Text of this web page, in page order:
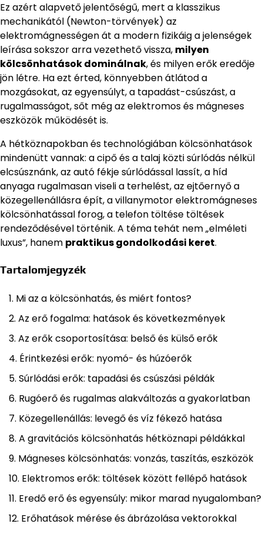
Ez azért alapvető jelentőségű, mert a klasszikus
mechanikától (Newton-törvények) az
elektromágnességen át a modern fizikáig a jelenségek
leírása sokszor arra vezethető vissza, milyen
kölcsönhatások dominálnak, és milyen erők eredője
jön létre. Ha ezt érted, könnyebben átlátod a
mozgásokat, az egyensúlyt, a tapadást-csúszást, a
rugalmasságot, sőt még az elektromos és mágneses
eszközök működését is.
A hétköznapokban és technológiában kölcsönhatások
mindenütt vannak: a cipő és a talaj közti súrlódás nélkül
elcsúsznánk, az autó fékje súrlódással lassít, a híd
anyaga rugalmasan viseli a terhelést, az ejtőernyő a
közegellenállásra épít, a villanymotor elektromágneses
kölcsönhatással forog, a telefon töltése töltések
rendeződésével történik. A téma tehát nem „elméleti
luxus”, hanem praktikus gondolkodási keret.
Tartalomjegyzék
Mi az a kölcsönhatás, és miért fontos?
Az erő fogalma: hatások és következmények
Az erők csoportosítása: belső és külső erők
Érintkezési erők: nyomó- és húzóerők
Súrlódási erők: tapadási és csúszási példák
Rugóerő és rugalmas alakváltozás a gyakorlatban
Közegellenállás: levegő és víz fékező hatása
A gravitációs kölcsönhatás hétköznapi példákkal
Mágneses kölcsönhatás: vonzás, taszítás, eszközök
Elektromos erők: töltések között fellépő hatások
Eredő erő és egyensúly: mikor marad nyugalomban?
Erőhatások mérése és ábrázolása vektorokkal